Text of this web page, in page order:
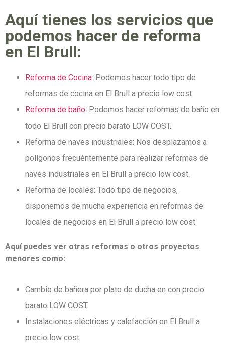
Aquí tienes los servicios que
podemos hacer de reforma
en El Brull:
Reforma de Cocina: Podemos hacer todo tipo de
reformas de cocina en El Brull a precio low cost.
Reforma de baño: Podemos hacer reformas de baño en
todo El Brull con precio barato LOW COST.
Reforma de naves industriales: Nos desplazamos a
polígonos frecuéntemente para realizar reformas de
naves industriales en El Brull a precio low cost.
Reforma de locales: Todo tipo de negocios,
disponemos de mucha experiencia en reformas de
locales de negocios en El Brull a precio low cost.
Aquí puedes ver otras reformas o otros proyectos
menores como:
Cambio de bañera por plato de ducha en con precio
barato LOW COST.
Instalaciones eléctricas y calefacción en El Brull a
precio low cost.